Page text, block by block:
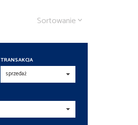
Sortowanie
TRANSAKCJA